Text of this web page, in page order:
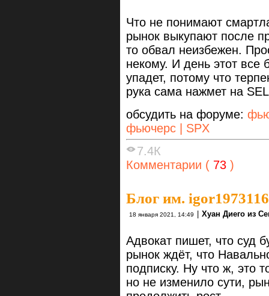
Что не понимают
рынок выкупают после
то обвал неизбежен.
некому. И день этот все
упадет, потому что
рука сама нажмет на
обсудить на форуме:
фьючерс | SPX
7.4К
Комментарии ( 73 )
Блог им. igor1973116
18 января 2021, 14:49 Хуан Диего из
Адвокат пишет, что суд
рынок ждёт, что
подписку. Ну что ж, это
но не изменило сути,